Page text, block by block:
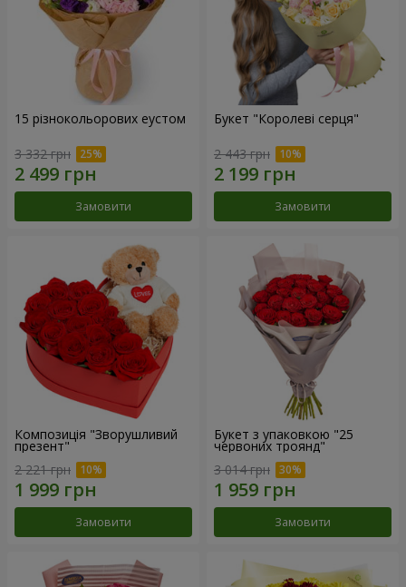
15 різнокольорових еустом
3 332 грн
Замовити
Букет "Королеві серця"
2 443 грн
Замовити
Композиція "Зворушливий
презент"
2 221 грн
Замовити
Букет з упаковкою "25
червоних троянд"
3 014 грн
Замовити